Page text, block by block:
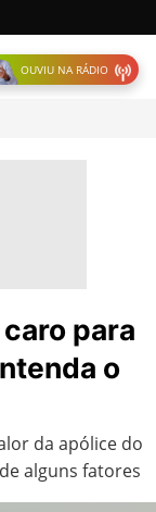
OUVIU NA RÁDIO
para
o
da apólice do
alguns fatores